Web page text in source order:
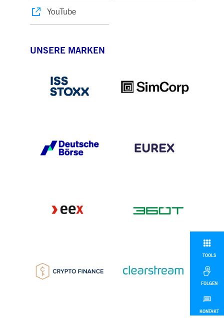
TOOLS
FOLGEN
KONTAKT
YouTube
UNSERE MARKEN